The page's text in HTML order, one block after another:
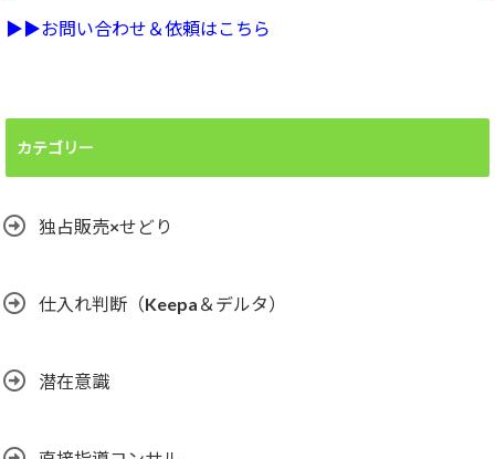
▶︎▶︎お問い合わせ＆依頼はこちら
カテゴリー
独占販売×せどり
仕入れ判断（Keepa＆デルタ）
潜在意識